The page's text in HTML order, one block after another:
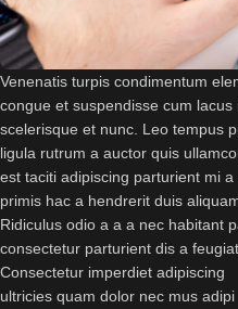
Venenatis turpis condimentum
congue et suspendisse cum
scelerisque et nunc. Leo tempus
ligula rutrum a auctor quis
est taciti adipiscing parturient mi
primis hac a hendrerit duis
Ridiculus odio a a a nec habitant
consectetur parturient dis a
Consectetur imperdiet adipiscing
ultricies quam dolor nec mus adipi